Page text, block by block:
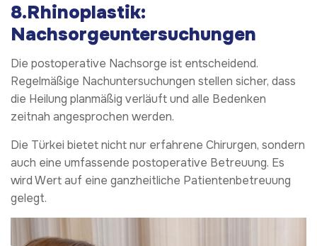
8.Rhinoplastik:
Nachsorgeuntersuchungen
Die postoperative Nachsorge ist entscheidend.
Regelmäßige Nachuntersuchungen stellen sicher, dass
die Heilung planmäßig verläuft und alle Bedenken
zeitnah angesprochen werden.
Die Türkei bietet nicht nur erfahrene Chirurgen, sondern
auch eine umfassende postoperative Betreuung. Es
wird Wert auf eine ganzheitliche Patientenbetreuung
gelegt.